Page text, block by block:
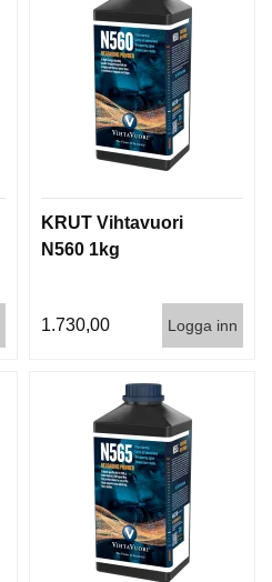
KRUT Vihtavuori
N560 1kg
1.730,00 Logga inn